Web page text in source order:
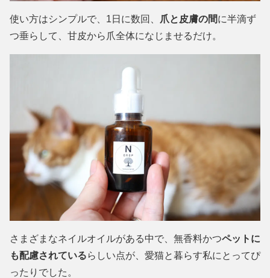
使い方はシンプルで、1日に数回、 爪と皮膚の間に半滴ず
つ垂らして、甘皮から爪全体になじませるだけ。
さまざまなネイルオイルがある中で、無香料かつペットに
も配慮されているらしい点が、愛猫と暮らす私にとってぴ
ったりでした。